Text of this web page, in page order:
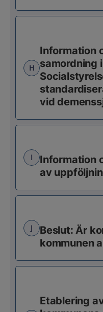
H
Information
samordning
vid
I
Information
av
J
Beslut: Är
kommunen
Etablering